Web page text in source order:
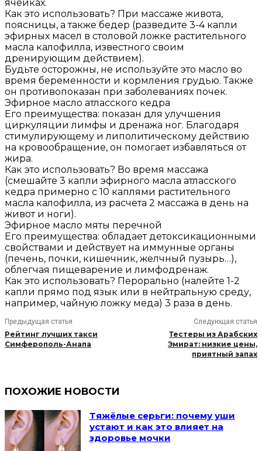
ячейках.
Как это использовать? При массаже живота,
поясницы, а также бедер (разведите 3-4 капли
эфирных масел в столовой ложке растительного
масла калофилла, известного своим
дренирующим действием).
Будьте осторожны, не используйте это масло во
время беременности и кормления грудью. Также
он противопоказан при заболеваниях почек.
Эфирное масло атласского кедра
Его преимущества: показан для улучшения
циркуляции лимфы и дренажа ног. Благодаря
стимулирующему и липолитическому действию
на кровообращение, он помогает избавляться от
жира.
Как это использовать? Во время массажа
(смешайте 3 капли эфирного масла атласского
кедра примерно с 10 каплями растительного
масла калофилла, из расчета 2 массажа в день на
живот и ноги).
Эфирное масло мяты перечной
Его преимущества: обладает детоксикационными
свойствами и действует на иммунные органы
(печень, почки, кишечник, желчный пузырь…),
облегчая пищеварение и лимфодренаж.
Как это использовать? Перорально (налейте 1-2
капли прямо под язык или в нейтральную среду,
например, чайную ложку меда) 3 раза в день.
Предыдущая статья
Рейтинг лучших такси
Симферополь-Анапа
Следующая статья
Тестеры из Арабских
Эмират: низкие цены,
приятный запах
ПОХОЖИЕ НОВОСТИ
Тяжёлые серьги: почему уши
устают и как это влияет на
здоровье мочки